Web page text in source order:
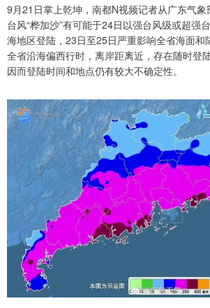
9月21日掌上乾坤，南都N视频记者从广东气
台风“桦加沙”有可能于24日以强台风级或超强
海地区登陆，23日至25日严重影响全省海面和
全省沿海偏西行时，离岸距离近，存在随时登
因而登陆时间和地点仍有较大不确定性。